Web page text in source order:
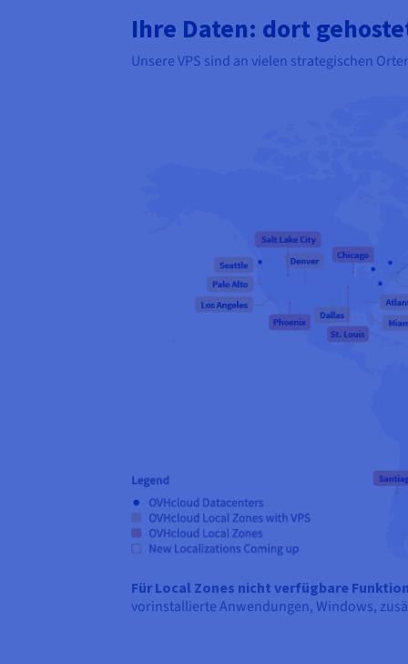
Ihre Daten: dort
Unsere VPS sind an vielen strategischen
Für Local Zones nicht verfügbare
vorinstallierte Anwendungen, Windows,